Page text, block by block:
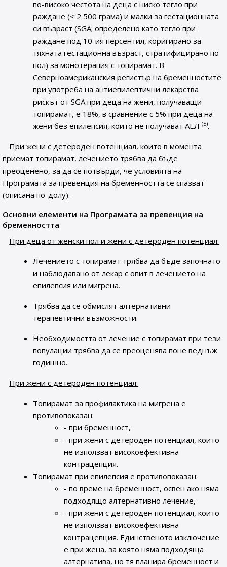
по-високо честота на деца с ниско тегло при
раждане (< 2 500 грама) и малки за гестационната
си възраст (SGA; определено като тегло при
раждане под 10-ия персентил, коригирано за
тяхната гестационна възраст, стратифицирано по
пол) за монотерапия с топирамат. В
Северноамериканския регистър на бременностите
при употреба на антиепилептични лекарства
рискът от SGA при деца на жени, получаващи
топирамат, е 18%, в сравнение с 5% при деца на
жени без епилепсия, които не получават АЕЛ(5).
При жени с детероден потенциал, които в момента
приемат топирамат, лечението трябва да бъде
преоценено, за да се потвърди, че условията на
Програмата за превенция на бременността се спазват
(описана по-долу).
Основни елементи на Програмата за превенция на
бременността
При деца от женски пол и жени с детероден потенциал:
Лечението с топирамат трябва да бъде започнато
и наблюдавано от лекар с опит в лечението на
епилепсия или мигрена.
Трябва да се обмислят алтернативни
терапевтични възможности.
Необходимостта от лечение с топирамат при тези
популации трябва да се преоценява поне веднъж
годишно.
При жени с детероден потенциал:
Топирамат за профилактика на мигрена е
противопоказан:
- при бременност,
- при жени с детероден потенциал, които
не използват високоефективна
контрацепция.
Топирамат при епилепсия е противопоказан:
- по време на бременност, освен ако няма
подходящо алтернативно лечение,
- при жени с детероден потенциал, които
не използват високоефективна
контрацепция. Единственото изключение
е при жена, за която няма подходяща
алтернатива, но тя планира бременност и